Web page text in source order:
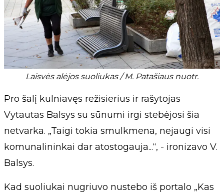
Laisvės alėjos suoliukas / M. Patašiaus nuotr.
Pro šalį kulniavęs režisierius ir rašytojas
Vytautas Balsys su sūnumi irgi stebėjosi šia
netvarka. „Taigi tokia smulkmena, nejaugi visi
komunalininkai dar atostogauja...“, - ironizavo V.
Balsys.
Kad suoliukai nugriuvo nustebo iš portalo „Kas